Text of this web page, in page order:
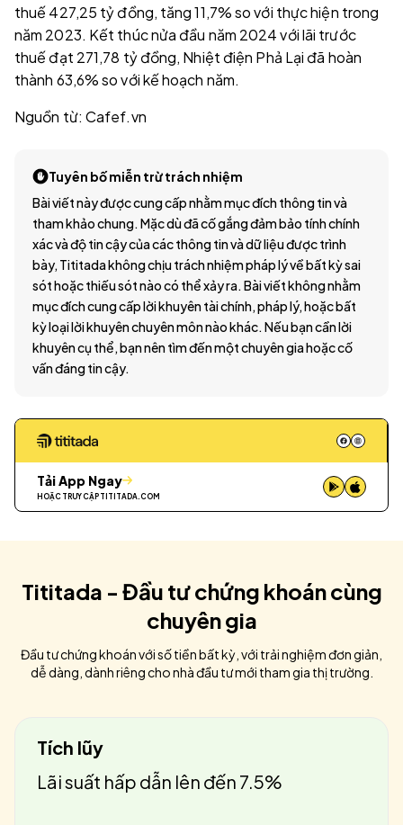
thuế 427,25 tỷ đồng, tăng 11,7% so với thực hiện trong
năm 2023. Kết thúc nửa đầu năm 2024 với lãi trước
thuế đạt 271,78 tỷ đồng, Nhiệt điện Phả Lại đã hoàn
thành 63,6% so với kế hoạch năm.
Nguồn từ: Cafef.vn
Tuyên bố miễn trừ trách nhiệm
Bài viết này được cung cấp nhằm mục đích thông tin và
tham khảo chung. Mặc dù đã cố gắng đảm bảo tính chính
xác và độ tin cậy của các thông tin và dữ liệu được trình
bày, Tititada không chịu trách nhiệm pháp lý về bất kỳ sai
sót hoặc thiếu sót nào có thể xảy ra. Bài viết không nhằm
mục đích cung cấp lời khuyên tài chính, pháp lý, hoặc bất
kỳ loại lời khuyên chuyên môn nào khác. Nếu bạn cần lời
khuyên cụ thể, bạn nên tìm đến một chuyên gia hoặc cố
vấn đáng tin cậy.
Tải App Ngay
HOẶC TRUY CẬP TITITADA.COM
Tititada - Đầu tư chứng khoán cùng
chuyên gia
Đầu tư chứng khoán với số tiền bất kỳ, với trải nghiệm đơn giản,
dễ dàng, dành riêng cho nhà đầu tư mới tham gia thị trường.
Tích lũy
Lãi suất hấp dẫn lên đến 7.5%